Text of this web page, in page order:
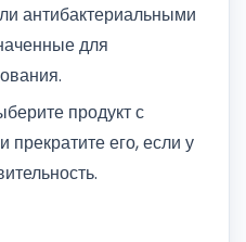
антибактериальными
для
продукт с
его, если у